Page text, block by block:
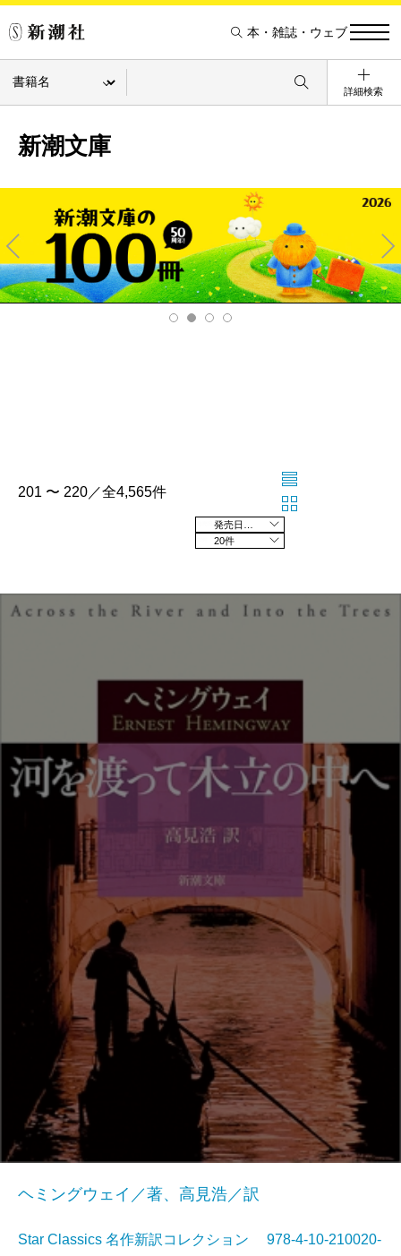
本・雑誌・ウェブ
詳細検索
新潮文庫
Pre
v
Ne
xt
201 〜 220／全4,565件
20件
ヘミングウェイ／著、高見浩／訳
Star Classics 名作新訳コレクション 978-4-10-210020-